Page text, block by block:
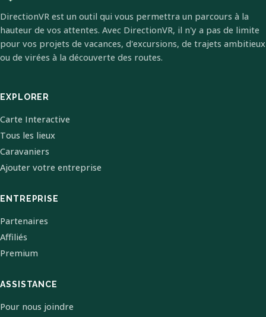
DirectionVR est un outil qui vous permettra un parcours à la
hauteur de vos attentes. Avec DirectionVR, il n'y a pas de limite
pour vos projets de vacances, d'excursions, de trajets ambitieux
ou de virées à la découverte des routes.
EXPLORER
Carte Interactive
Tous les lieux
Caravaniers
Ajouter votre entreprise
ENTREPRISE
Partenaires
Affiliés
Premium
ASSISTANCE
Pour nous joindre